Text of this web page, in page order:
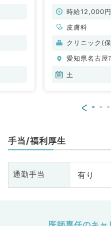
時給12,000円
皮膚科
クリニック(
愛知県名古屋
土
<
手当/福利厚生
通勤手当 有り